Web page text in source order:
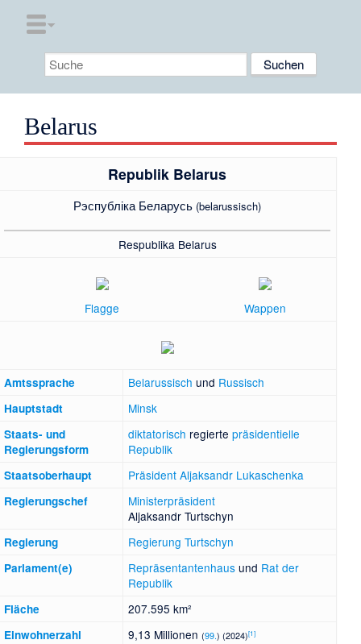
Belarus
Republik Belarus
Рэспубліка Беларусь (belarussisch)
Respublika Belarus
Flagge Wappen
Amtssprache Belarussisch und Russisch
Hauptstadt Minsk
Staats- und
Regierungsform
diktatorisch regiertepräsidentielle
Republik
Staatsoberhaupt Präsident Aljaksandr Lukaschenka
Regierungschef
Ministerpräsident
Aljaksandr Turtschyn
Regierung Regierung Turtschyn
Parlament(e) Repräsentantenhaus und Rat der
Republik
Fläche 207.595 km²
Einwohnerzahl 9,13 Millionen(99.) (2024)[1]